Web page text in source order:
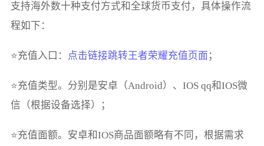
支持海外数十种支付方式和全球货币支付，具体操作流
程如下：
⭐充值入口： 点击链接跳转王者荣耀充值页面 ；
⭐充值类型。分别是安卓（Android）、IOS qq和IOS微
信（根据设备选择）；
⭐充值面额。安卓和IOS商品面额略有不同，根据需求